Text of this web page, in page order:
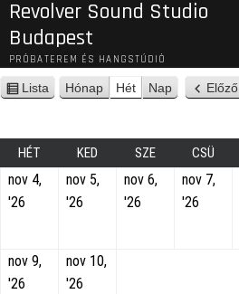
Revolver Sound Studio
Budapest
PRÓBATEREM ÉS HANGSTÚDIÓ
Lista
t
Hónap Hét Nap Előző
HÉT KED SZE CSÜ
nov 4,
'26
nov 5,
'26
nov 6,
'26
nov 7,
'26
nov 9,
'26
nov 10,
'26